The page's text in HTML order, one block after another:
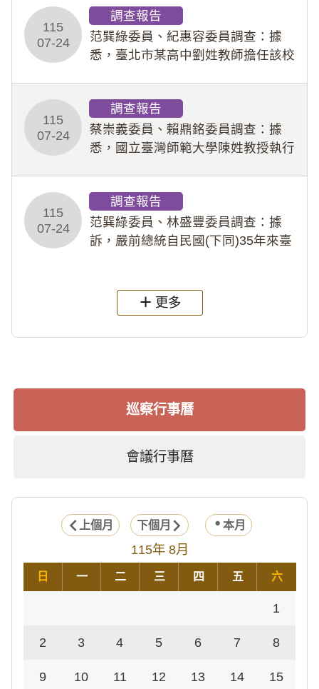
教羽球隊學生等行為，歷經該校校園
事件處理會議（下
115
07-24
調查報告
范巽綠委員、紀惠容委員調查：據
悉，臺北市某高中劉姓教師擔任該校
行拍攝特定樣態性影像並以手機傳送
劉師。該生因畏懼成
115
07-24
調查報告
蔡崇義委員、賴鼎銘委員調查：據
悉，國立臺灣師範大學陳姓教授執行
術倫理等情案調查報告。(115教調
31)
115
07-24
調查報告
范巽綠委員、林盛豐委員調查：據
訴，嚴前總統自民國(下同)35年來臺
過世後，總統府於89年間函請其家屬
繼續留住
更多
巡察行事曆
會議行事曆
上個月 下個月 本月
115年 8月
日 一 二 三 四 五 六
1
2 3 4 5 6 7 8
9 10 11 12 13 14 15